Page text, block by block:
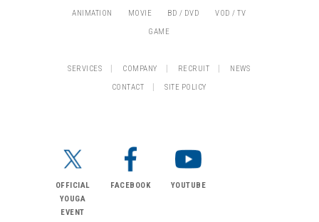
ANIMATION
MOVIE BD / DVD
VOD / TV
GAME
SERVICES | COMPANY | RECRUIT |
NEWS
CONTACT
| SITE POLICY
OFFICIAL
YOUGA
EVENT
FACEBOOK YOUTUBE